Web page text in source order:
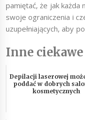
pamiętać, że jak każda
swoje ograniczenia i
uzupełniających, aby
Inne
Depilacji laserowej
poddać w dobrych
kosmetycznych